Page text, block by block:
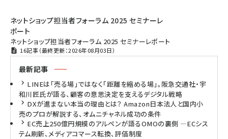
ネットショップ担当者フォーラム 2025 セミナーレ
ポート
ネットショップ担当者フォーラム 2025 セミナーレポート
16記事（最終更新：2026年08月03日）
最新記事
LINEは「売る場」ではなく「距離を縮める場」。阪急交通社・宇
和川匠氏が語る、顧客の意思決定を支えるデジタル戦略
DXが進まない本当の理由とは？ Amazon日本法人と国内小
売のプロが解説する、オムニチャネル成功の条件
EC売上250億円規模のアルペンが語るOMOの裏側 ―ECシス
テム刷新、メディアコマース転換、評価制度